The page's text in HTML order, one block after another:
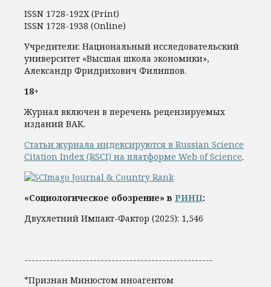
ISSN 1728-192Х (Print)
ISSN 1728-1938 (Online)
Учредители: Национальный исследовательский
университет «Высшая школа экономики»,
Александр Фридрихович Филиппов.
18+
Журнал включен в перечень рецензируемых
изданий ВАК.
Статьи журнала индексируются в Russian Science
Citation Index (RSCI) на платформе Web of Science.
«Социологическое обозрение» в РИНЦ:
Двухлетний Импакт-Фактор (2025): 1,546
----------------------------------------------------
*Признан Минюстом иноагентом